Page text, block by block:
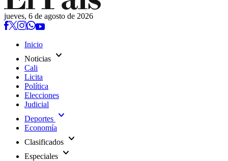
jueves, 6 de agosto de 2026
Inicio
Noticias expand_more
Cali
Licita
Política
Elecciones
Judicial
Deportes expand_more
Economía
Clasificados expand_more
Especiales expand_more